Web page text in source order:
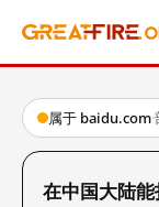
属于 baidu.com·
在中国大陆